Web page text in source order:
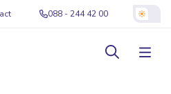
088 - 244 42 00